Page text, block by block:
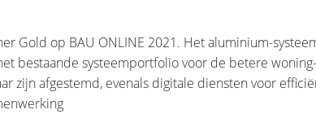
Gold op BAU ONLINE 2021. Het aluminium-
bestaande systeemportfolio voor de betere
zijn afgestemd, evenals digitale diensten voor